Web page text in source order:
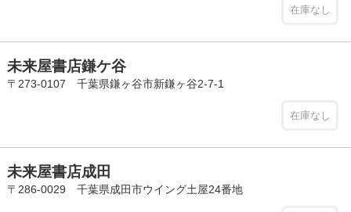
在庫なし
未来屋書店鎌ケ谷
〒273-0107 千葉県鎌ヶ谷市新鎌ヶ谷2-7-1
在庫なし
未来屋書店成田
〒286-0029 千葉県成田市ウイング土屋24番地